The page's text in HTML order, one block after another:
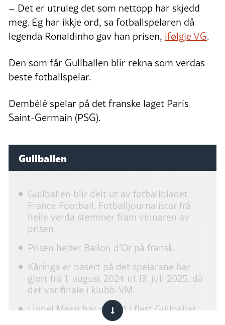
– Det er utruleg det som nettopp har skjedd
meg. Eg har ikkje ord, sa fotballspelaren då
legenda Ronaldinho gav han prisen, ifølgje VG.
Den som får Gullballen blir rekna som verdas
beste fotballspelar.
Dembélé spelar på det franske laget Paris
Saint-Germain (PSG).
Gullballen
Gullballen blir delt ut av fotballbladet
France Football. Fotballjournalistar frå
heile verda stemmer fram vinnaren av
prisen.
Prisen heiter Ballon d’Or på fransk.
Kåringa er basert på det spelarane har
gjort frå 1. august 2024 til 13. juli 2025, då
det var finale i klubb-VM.
Lionel Messi har rekord i flest Gullballar.
Han har vunne prisen åtte gonger.